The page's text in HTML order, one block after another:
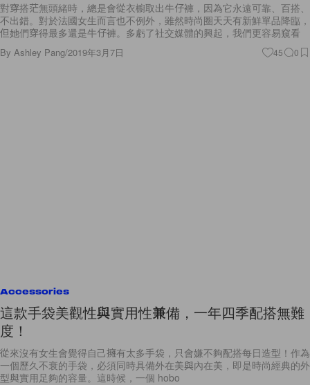
對穿搭茫無頭緒時，總是會從衣櫥取出牛仔褲，因為它永遠可靠、百搭、
不出錯。對於法國女生而言也不例外，雖然時尚圈天天有新鮮單品降臨，
但她們穿得最多還是牛仔褲。多虧了社交媒體的興起，我們更容易窺看
By Ashley Pang/2019年3月7日 45 0
Accessories
這款手袋美觀性與實用性兼備，一年四季配搭無難
度！
從來沒有女生會覺得自己擁有太多手袋，只會嫌不夠配搭每日造型！作為
一個歷久不衰的手袋，必須同時具備外在美與內在美，即是時尚經典的外
型與實用足夠的容量。這時候，一個 hobo